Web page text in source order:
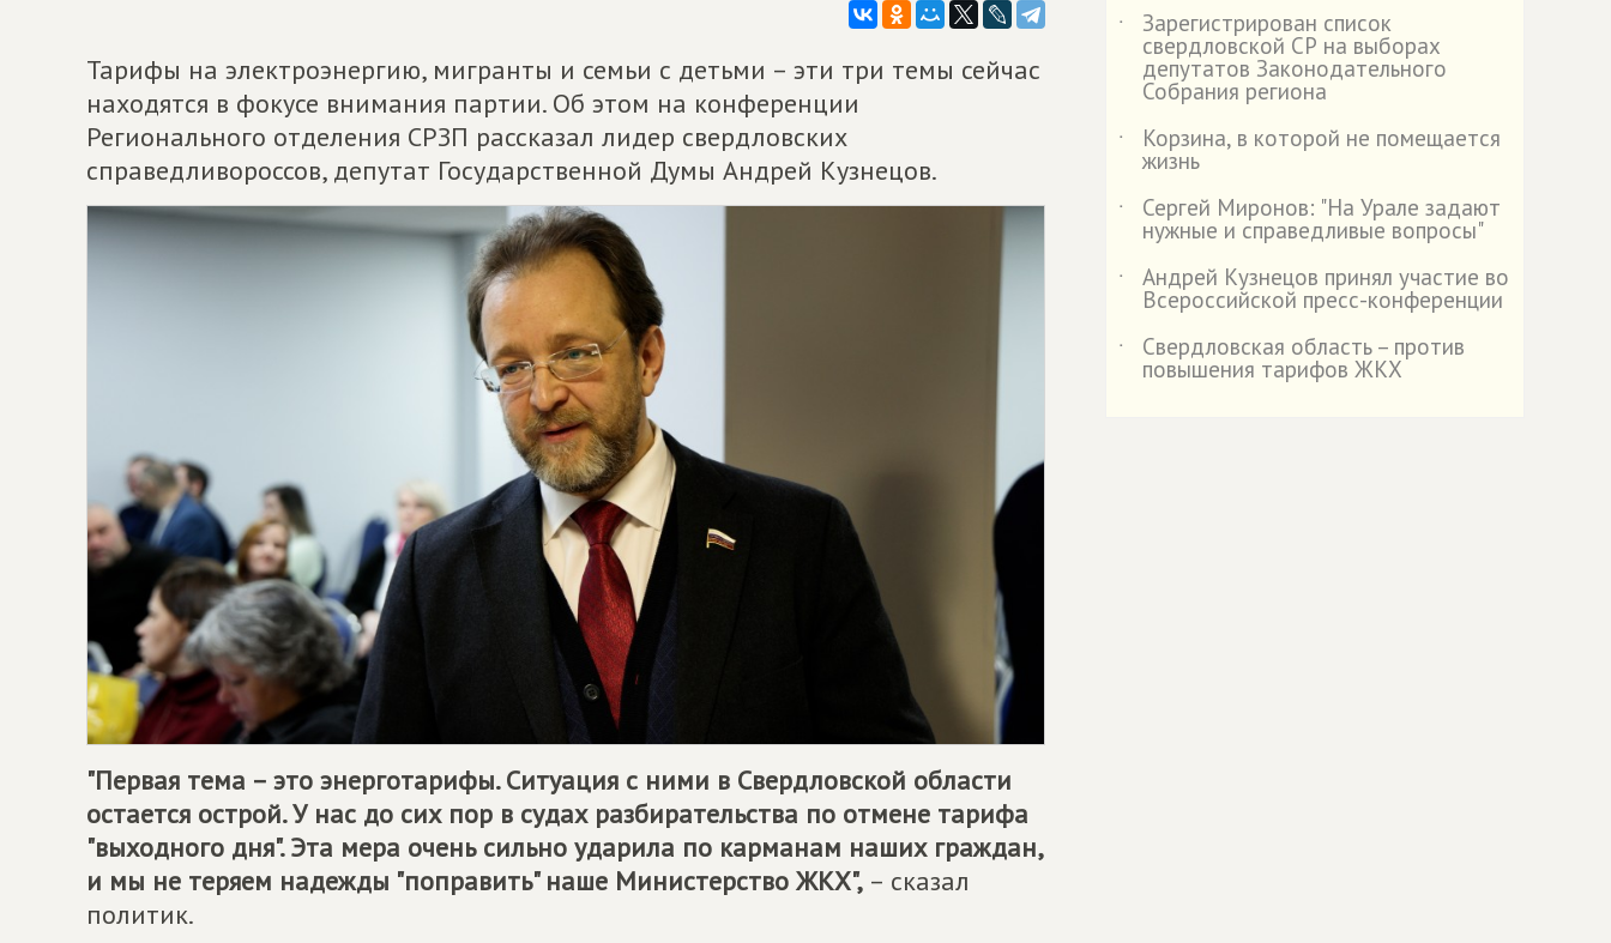
Тарифы на электроэнергию, мигранты и семьи с детьми – эти три темы сейчас
находятся в фокусе внимания партии. Об этом на конференции
Регионального отделения СРЗП рассказал лидер свердловских
справедливороссов, депутат Государственной Думы Андрей Кузнецов.
"Первая тема – это энерготарифы. Ситуация с ними в Свердловской области
остается острой. У нас до сих пор в судах разбирательства по отмене тарифа
"выходного дня". Эта мера очень сильно ударила по карманам наших граждан,
и мы не теряем надежды "поправить" наше Министерство ЖКХ", – сказал
политик.
˙ Зарегистрирован список
свердловской СР на выборах
депутатов Законодательного
Собрания региона
˙
Корзина, в которой не помещается
жизнь
˙
Сергей Миронов: "На Урале задают
нужные и справедливые вопросы"
˙
Андрей Кузнецов принял участие во
Всероссийской пресс-конференции
˙
Свердловская область – против
повышения тарифов ЖКХ